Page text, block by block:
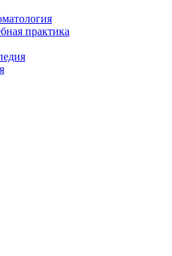
практика